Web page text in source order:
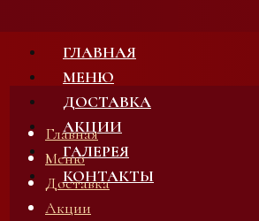
ГЛАВНАЯ
МЕНЮ
ДОСТАВКА
АКЦИИ
ГАЛЕРЕЯ
КОНТАКТЫ
Главная
Меню
Доставка
Акции